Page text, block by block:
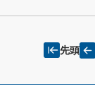
先頭